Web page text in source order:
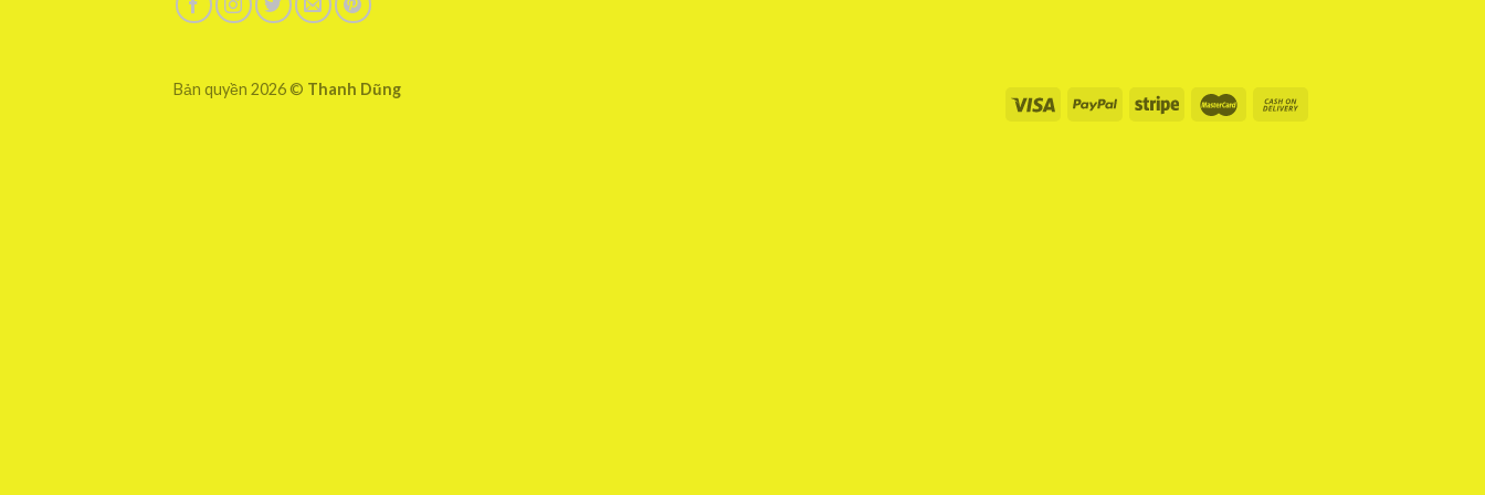
Bản quyền 2026 © Thanh Dũng